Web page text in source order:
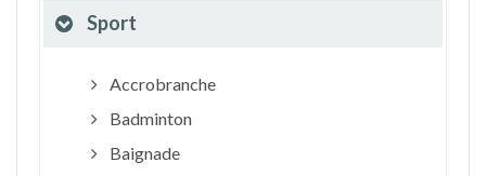
Sport
Accrobranche
Badminton
Baignade